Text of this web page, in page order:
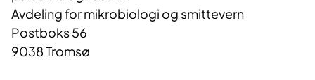
Avdeling for mikrobiologi og smittevern
Postboks 56
9038 Tromsø